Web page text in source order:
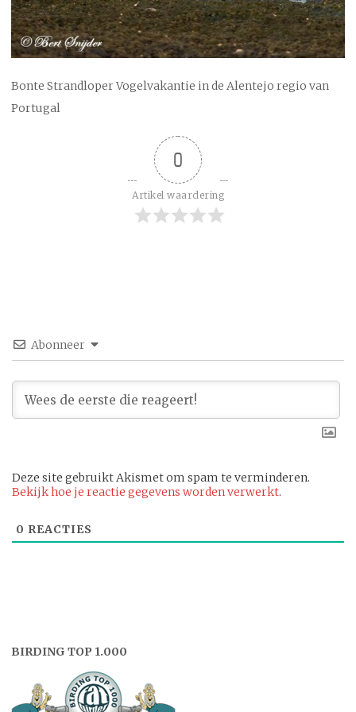
Bonte Strandloper Vogelvakantie in de Alentejo regio van
Portugal
0
Artikel waardering
Abonneer
Deze site gebruikt Akismet om spam te verminderen.
Bekijk hoe je reactie gegevens worden verwerkt.
0 REACTIES
BIRDING TOP 1.000